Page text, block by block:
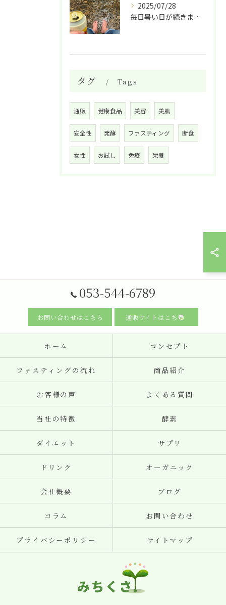
2025/07/28
毎日暑い日が続きますね。
タグ Tags
通販 健康食品 美容 美肌
安全性 発酵 ファスティング 断食
女性 お試し 免疫 栄養
053-544-6789
お問い合わせはこちら 通販サイトはこちら
ホーム コンセプト
ファスティングの流れ 商品紹介
お客様の声 よくある質問
当社の特徴 酵素
ダイエット サプリ
ドリンク オーガニック
会社概要 ブログ
コラム お問い合わせ
プライバシーポリシー サイトマップ